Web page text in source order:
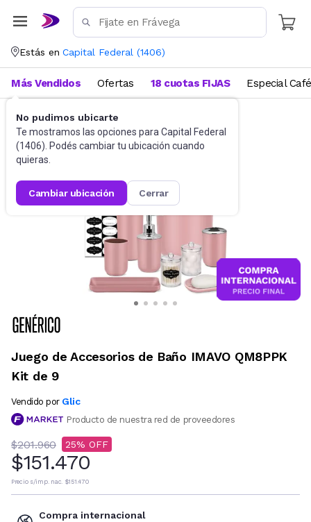
Estás en Capital Federal (1406)
No pudimos ubicarte
Te mostramos las opciones para Capital Federal
(1406). Podés cambiar tu ubicación cuando
quieras.
cambiar ubicación cerrar
Más Vendidos Ofertas 18 cuotas FIJAS Especial Café
Baño Accesorios de baño
Juego de Accesorios de Baño IMAVO QM8PPK
Kit de 9
Vendido por Glic
Producto de nuestra red de proveedores
$201.960 25
$151.470
Precio s/imp. nac. $151.470
Compra internacional